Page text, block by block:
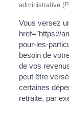
administrative
Vous versez
href="https://
pour-les-
besoin de
de vos
peut être
certaines
retraite, par